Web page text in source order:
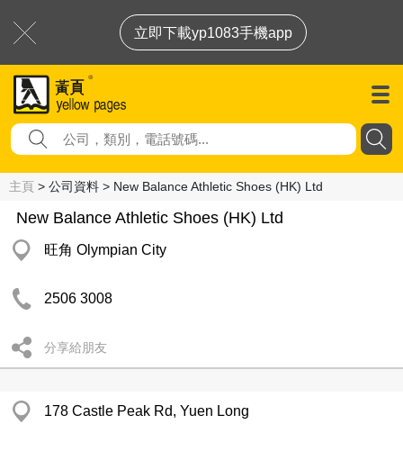
立即下載yp1083手機app
主頁 > 公司資料 > New Balance Athletic Shoes (HK) Ltd
New Balance Athletic Shoes (HK) Ltd
旺角 Olympian City
2506 3008
分享給朋友
178 Castle Peak Rd, Yuen Long